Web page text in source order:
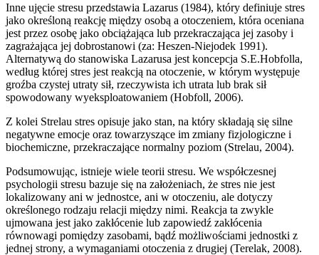
Inne ujęcie stresu przedstawia Lazarus (1984), który definiuje stres
jako określoną reakcję między osobą a otoczeniem, która oceniana
jest przez osobę jako obciążająca lub przekraczająca jej zasoby i
zagrażająca jej dobrostanowi (za: Heszen-Niejodek 1991).
Alternatywą do stanowiska Lazarusa jest koncepcja S.E.Hobfolla,
według której stres jest reakcją na otoczenie, w którym występuje
groźba czystej utraty sił, rzeczywista ich utrata lub brak sił
spowodowany wyeksploatowaniem (Hobfoll, 2006).
Z kolei Strelau stres opisuje jako stan, na który składają się silne
negatywne emocje oraz towarzyszące im zmiany fizjologiczne i
biochemiczne, przekraczające normalny poziom (Strelau, 2004).
Podsumowując, istnieje wiele teorii stresu. We współczesnej
psychologii stresu bazuje się na założeniach, że stres nie jest
lokalizowany ani w jednostce, ani w otoczeniu, ale dotyczy
określonego rodzaju relacji między nimi. Reakcja ta zwykle
ujmowana jest jako zakłócenie lub zapowiedź zakłócenia
równowagi pomiędzy zasobami, bądź możliwościami jednostki z
jednej strony, a wymaganiami otoczenia z drugiej (Terelak, 2008).